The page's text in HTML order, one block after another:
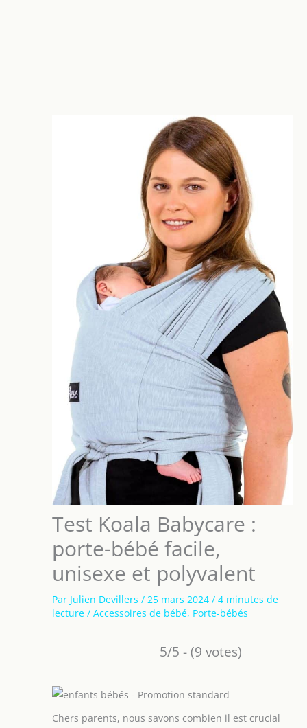
Test Koala Babycare :
porte-bébé facile,
unisexe et polyvalent
Par Julien Devillers / 25 mars 2024 / 4 minutes de
lecture / Accessoires de bébé, Porte-bébés
5/5 - (9 votes)
Chers parents, nous savons combien il est crucial